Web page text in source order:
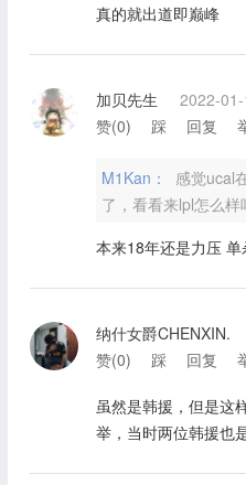
真的就出道即巅峰
加贝先生
2022-
赞(0) 踩 回复
M1Kan：
感觉ucal
了，看看来lpl怎么样
本来18年还是力压 单
纳什女爵CHENXIN.
赞(0) 踩 回复
虽然是韩援，但是这
举，当时两位韩援也